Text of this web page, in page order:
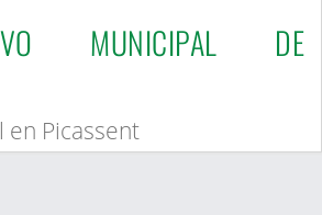
MUNICIPAL DE
en Picassent